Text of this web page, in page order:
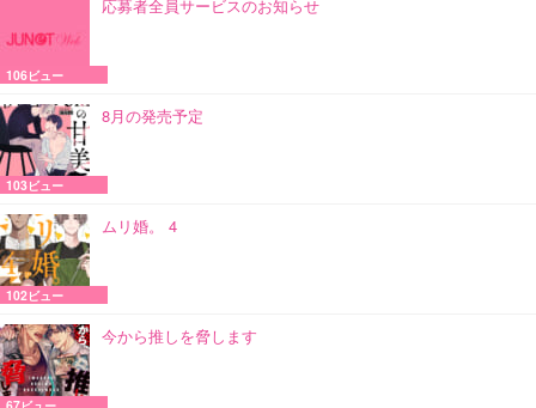
応募者全員サービスのお知らせ
106ビュー
8月の発売予定
103ビュー
ムリ婚。 4
102ビュー
今から推しを脅します